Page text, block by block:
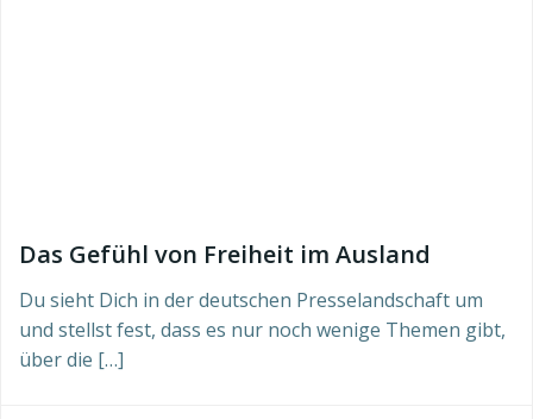
Das Gefühl von Freiheit im Ausland
Du sieht Dich in der deutschen Presselandschaft um
und stellst fest, dass es nur noch wenige Themen gibt,
über die […]